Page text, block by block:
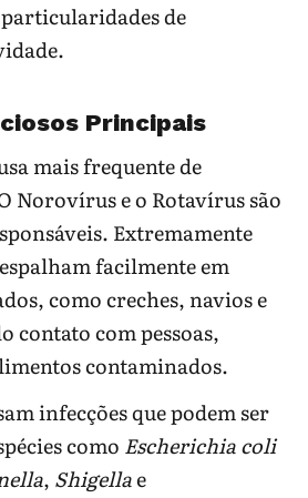
de reidratação e alimentação
em sangue nas fezes, febre
dor forte, confusão, gravidez,
ou imunossupressão.
antibiótico não ajuda em muitas
e pode piorar alguns quadros se
Infectologia
|Diarreia e COVID|Coca-Cola
de
Principais
mais frequente de
Norovírus e o Rotavírus são
Extremamente
facilmente em
como creches, navios e
contato com pessoas,
contaminados.
infecções que podem ser
como Escherichia coli
, Shigellae